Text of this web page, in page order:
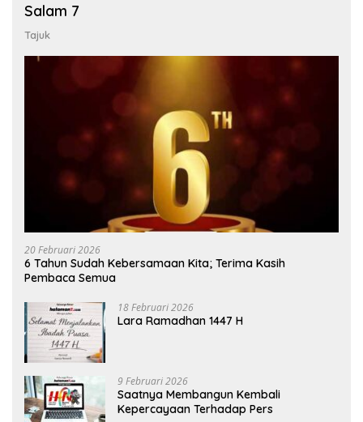
Salam 7
Tajuk
20 Februari 2026
6 Tahun Sudah Kebersamaan Kita; Terima Kasih
Pembaca Semua
18 Februari 2026
Lara Ramadhan 1447 H
9 Februari 2026
Saatnya Membangun Kembali
Kepercayaan Terhadap Pers